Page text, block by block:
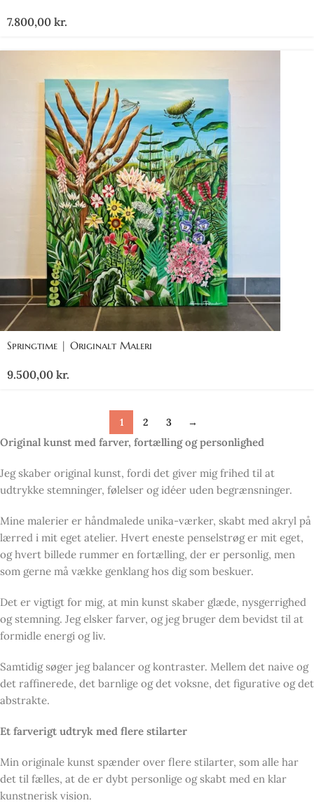
7.800,00 kr.
Springtime | Originalt Maleri
9.500,00 kr.
1 2 3 →
Original kunst med farver, fortælling og personlighed
Jeg skaber original kunst, fordi det giver mig frihed til at
udtrykke stemninger, følelser og idéer uden begrænsninger.
Mine malerier er håndmalede unika-værker, skabt med akryl på
lærred i mit eget atelier. Hvert eneste penselstrøg er mit eget,
og hvert billede rummer en fortælling, der er personlig, men
som gerne må vække genklang hos dig som beskuer.
Det er vigtigt for mig, at min kunst skaber glæde, nysgerrighed
og stemning. Jeg elsker farver, og jeg bruger dem bevidst til at
formidle energi og liv.
Samtidig søger jeg balancer og kontraster. Mellem det naive og
det raffinerede, det barnlige og det voksne, det figurative og det
abstrakte.
Et farverigt udtryk med flere stilarter
Min originale kunst spænder over flere stilarter, som alle har
det til fælles, at de er dybt personlige og skabt med en klar
kunstnerisk vision.